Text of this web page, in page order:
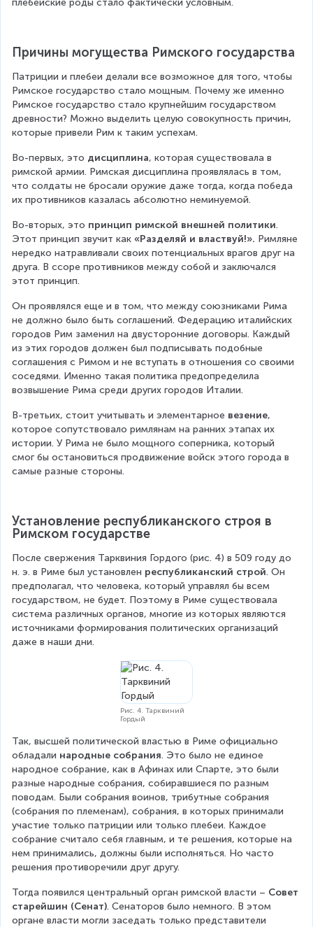
Причины могущества Римского государства
Патриции и плебеи делали все возможное для того, чтобы
Римское государство стало мощным. Почему же именно
Римское государство стало крупнейшим государством
древности? Можно выделить целую совокупность причин,
которые привели Рим к таким успехам.
Во-первых, это дисциплина, которая существовала в
римской армии. Римская дисциплина проявлялась в том,
что солдаты не бросали оружие даже тогда, когда победа
их противников казалась абсолютно неминуемой.
Во-вторых, это принцип римской внешней политики.
Этот принцип звучит как «Разделяй и властвуй!». Римляне
нередко натравливали своих потенциальных врагов друг на
друга. В ссоре противников между собой и заключался
этот принцип.
Он проявлялся еще и в том, что между союзниками Рима
не должно было быть соглашений. Федерацию италийских
городов Рим заменил на двусторонние договоры. Каждый
из этих городов должен был подписывать подобные
соглашения с Римом и не вступать в отношения со своими
соседями. Именно такая политика предопределила
возвышение Рима среди других городов Италии.
В-третьих, стоит учитывать и элементарное везение,
которое сопутствовало римлянам на ранних этапах их
истории. У Рима не было мощного соперника, который
смог бы остановиться продвижение войск этого города в
самые разные стороны.
Установление республиканского строя в
Римском государстве
После свержения Тарквиния Гордого (рис. 4) в 509 году до
н. э. в Риме был установлен республиканский строй. Он
предполагал, что человека, который управлял бы всем
государством, не будет. Поэтому в Риме существовала
система различных органов, многие из которых являются
источниками формирования политических организаций
даже в наши дни.
Рис. 4. Тарквиний
Гордый
Так, высшей политической властью в Риме официально
обладали народные собрания. Это было не единое
народное собрание, как в Афинах или Спарте, это были
разные народные собрания, собиравшиеся по разным
поводам. Были собрания воинов, трибутные собрания
(собрания по племенам), собрания, в которых принимали
участие только патриции или только плебеи. Каждое
собрание считало себя главным, и те решения, которые на
нем принимались, должны были исполняться. Но часто
решения противоречили друг другу.
Тогда появился центральный орган римской власти – Совет
старейшин (Сенат). Сенаторов было немного. В этом
органе власти могли заседать только представители